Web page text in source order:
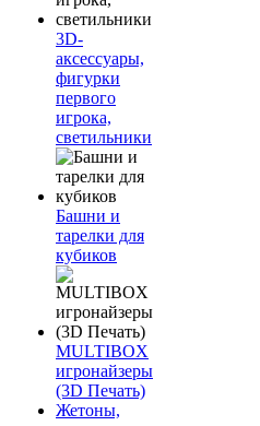
3D-
аксессуары,
фигурки
первого
игрока,
светильники
Башни и
тарелки для
кубиков
MULTIBOX
игронайзеры
(3D Печать)
Жетоны,